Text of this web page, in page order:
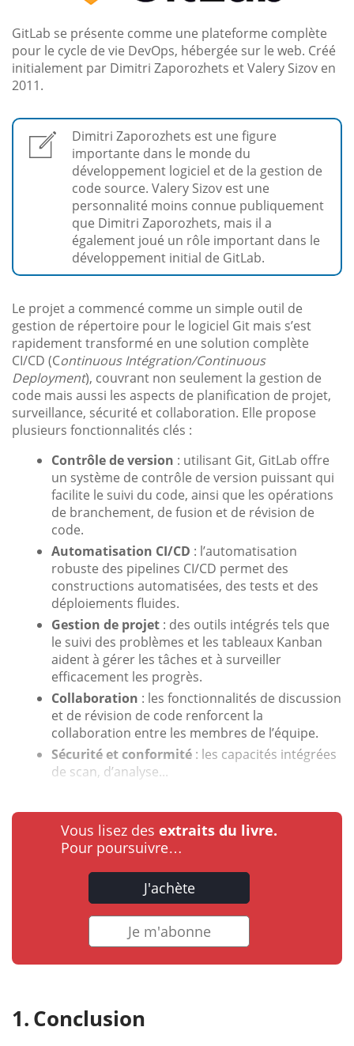
GitLab se présente comme une plateforme complète
pour le cycle de vie DevOps, hébergée sur le web. Créé
initialement par Dimitri Zaporozhets et Valery Sizov en
2011.
Dimitri Zaporozhets est une figure
importante dans le monde du
développement logiciel et de la gestion de
code source. Valery Sizov est une
personnalité moins connue publiquement
que Dimitri Zaporozhets, mais il a
également joué un rôle important dans le
développement initial de GitLab.
Le projet a commencé comme un simple outil de
gestion de répertoire pour le logiciel Git mais s’est
rapidement transformé en une solution complète
CI/CD (Continuous Intégration/Continuous
Deployment), couvrant non seulement la gestion de
code mais aussi les aspects de planification de projet,
surveillance, sécurité et collaboration. Elle propose
plusieurs fonctionnalités clés :
Contrôle de version : utilisant Git, GitLab offre
un système de contrôle de version puissant qui
facilite le suivi du code, ainsi que les opérations
de branchement, de fusion et de révision de
code.
Automatisation CI/CD : l’automatisation
robuste des pipelines CI/CD permet des
constructions automatisées, des tests et des
déploiements fluides.
Gestion de projet : des outils intégrés tels que
le suivi des problèmes et les tableaux Kanban
aident à gérer les tâches et à surveiller
efficacement les progrès.
Collaboration : les fonctionnalités de discussion
et de révision de code renforcent la
collaboration entre les membres de l’équipe.
Sécurité et conformité : les capacités intégrées
de scan, d’analyse...
Vous lisez des extraits du livre.
Pour poursuivre…
J'achète
Je m'abonne
Conclusion